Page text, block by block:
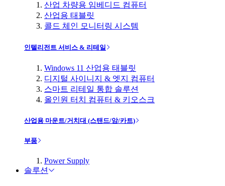
산업 차량용 임베디드 컴퓨터
산업용 태블릿
콜드 체인 모니터링 시스템
인텔리전트 서비스 & 리테일
Windows 11 산업용 태블릿
디지털 사이니지 & 엣지 컴퓨터
스마트 리테일 통합 솔루션
올인원 터치 컴퓨터 & 키오스크
산업용 마운트/거치대 (스탠드/암/카트)
부품
Power Supply
솔루션